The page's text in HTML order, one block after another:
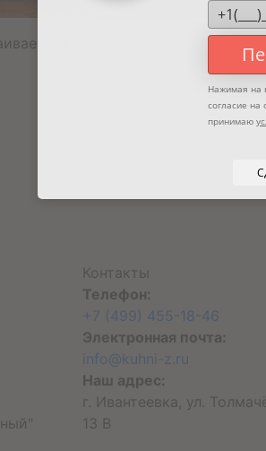
Контакты
Телефон:
+7 (499) 455-18-46
Электронная почта:
info@kuhni-z.ru
Наш адрес:
г. Ивантеевка, ул.
13 В
Нажимая на
согласие на
принимаю